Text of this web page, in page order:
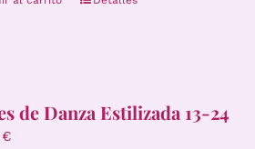
de Danza Estilizada 13-24
€